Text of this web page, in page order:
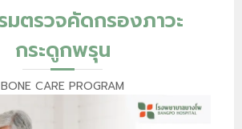
มตรวจคัดกรองภาวะ
กระดูกพรุน
BONE CARE PROGRAM